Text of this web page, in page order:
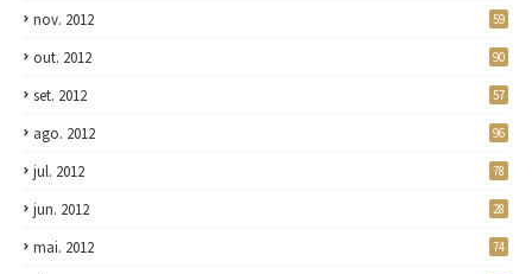
nov. 2012 59
out. 2012 90
set. 2012 57
ago. 2012 96
jul. 2012 78
jun. 2012 28
mai. 2012 74